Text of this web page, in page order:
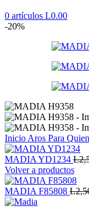
0 artículos L0.00
-20%
Inicio Aros Para
MADIA YD1234 L
Volver a productos
MADIA F85808 L